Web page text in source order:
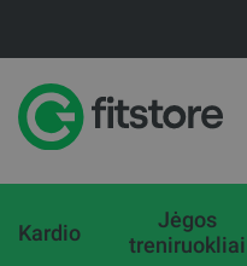
Kardio
Jėgos
treniruokliai